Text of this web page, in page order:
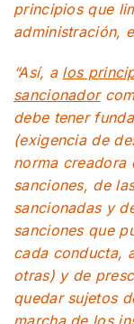
principios que
administración,
“Así, a los
sancionador
debe tener
(exigencia de
norma creadora
sanciones, de
sancionadas y
sanciones que
cada conducta,
otras) y de
quedar sujetos
marcha de los